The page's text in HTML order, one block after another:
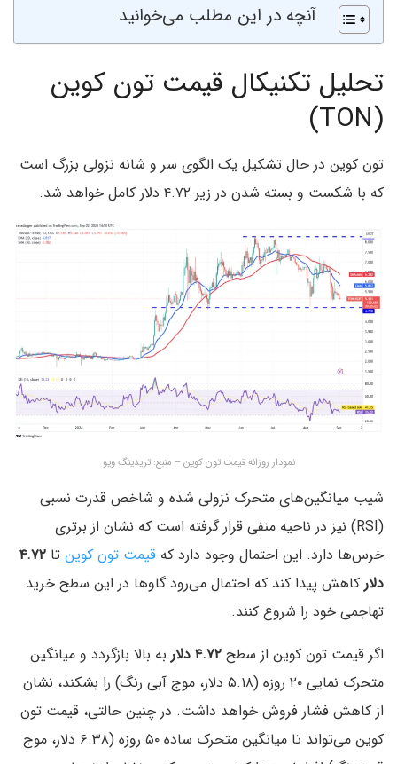
آنچه در این مطلب می‌خوانید
تحلیل تکنیکال قیمت تون کوین
(TON)
تون کوین در حال تشکیل یک الگوی سر و شانه نزولی بزرگ است
که با شکست و بسته شدن در زیر ۴.۷۲ دلار کامل خواهد شد.
نمودار روزانه قیمت تون کوین – منبع: تریدینگ ویو
شیب میانگین‌های متحرک نزولی شده و شاخص قدرت نسبی
(RSI) نیز در ناحیه منفی قرار گرفته است که نشان از برتری
خرس‌ها دارد. این احتمال وجود دارد که قیمت تون کوین تا ۴.۷۲
دلارکاهش پیدا کند که احتمال می‌رود گاوها در این سطح خرید
تهاجمی خود را شروع کنند.
اگر قیمت تون کوین از سطح
به بالا بازگردد و میانگین
متحرک نمایی ۲۰ روزه (۵.۱۸ دلار، موج آبی رنگ) را بشکند، نشان
از کاهش فشار فروش خواهد داشت. در چنین حالتی، قیمت تون
کوین می‌تواند تا میانگین متحرک ساده ۵۰ روزه (۶.۳۸ دلار، موج